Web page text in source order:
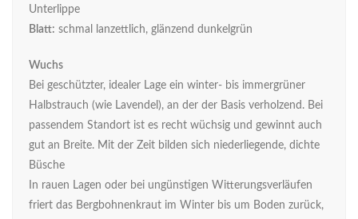
Unterlippe
Blatt: schmal lanzettlich, glänzend dunkelgrün
Wuchs
Bei geschützter, idealer Lage ein winter- bis immergrüner
Halbstrauch (wie Lavendel), an der der Basis verholzend. Bei
passendem Standort ist es recht wüchsig und gewinnt auch
gut an Breite. Mit der Zeit bilden sich niederliegende, dichte
Büsche
In rauen Lagen oder bei ungünstigen Witterungsverläufen
friert das Bergbohnenkraut im Winter bis um Boden zurück,